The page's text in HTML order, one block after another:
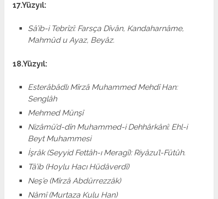
17.Yüzyıl:
Sâ’ib-i Tebrîzî: Farsça Dîvân, Kandaharnâme,
Mahmûd u Ayaz, Beyâz.
18.Yüzyıl:
Esterâbâdlı Mîrzâ Muhammed Mehdî Han:
Senglâh
Mehmed Münşî
Nizâmü’d-dîn Muhammed-i Dehhârkânî: Ehl-i
Beyt Muhammesi
İşrâk (Seyyid Fettâh-ı Meragî): Riyâzu’l-Fütûh.
Tâ’ib (Hoylu Hacı Hüdâverdî)
Neş’e (Mîrzâ Abdürrezzâk)
Nâmî (Murtaza Kulu Han)